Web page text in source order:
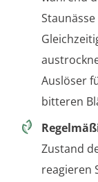
Auslöser
bitteren
Zustand
reagieren